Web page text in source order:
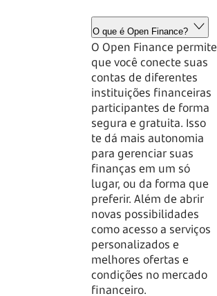
O que é Open Finance?
O Open Finance permite
que você conecte suas
contas de diferentes
instituições financeiras
participantes de forma
segura e gratuita. Isso
te dá mais autonomia
para gerenciar suas
finanças em um só
lugar, ou da forma que
preferir. Além de abrir
novas possibilidades
como acesso a serviços
personalizados e
melhores ofertas e
condições no mercado
financeiro.